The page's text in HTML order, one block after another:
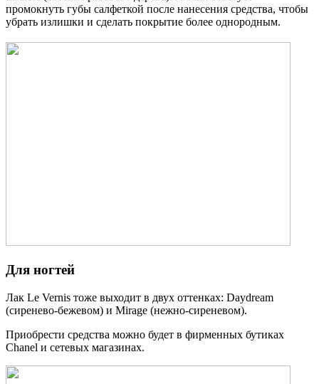
промокнуть губы салфеткой после нанесения средства, чтобы
убрать излишки и сделать покрытие более однородным.
Для ногтей
Лак Le Vernis тоже выходит в двух оттенках: Daydream
(сиренево-бежевом) и Mirage (нежно-сиреневом).
Приобрести средства можно будет в фирменных бутиках
Chanel и сетевых магазинах.